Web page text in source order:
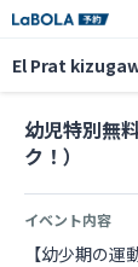
El Prat
幼児特別無
ク！）
イベント内容
【幼少期の運